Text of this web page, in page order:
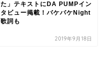
た」テキストにDA PUMPイン
タビュー掲載！バケバケNight
歌詞も
2019年9月18日